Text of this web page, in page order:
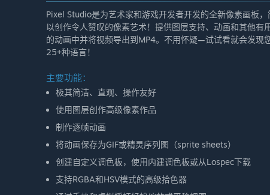
Pixel Studio是为艺术家和游戏开发者开发的全新像素画板
以创作令人赞叹的像素艺术！提供图层支持、动画和其他
的动画中并将视频导出到MP4。不用怀疑—试试看就会发现
25+种语言！
主要功能：
极其简洁、直观、操作友好
使用图层创作高级像素作品
制作逐帧动画
将动画保存为GIF或精灵序列图（sprite sheets）
创建自定义调色板，使用内建调色板或从Lospec下载
支持RGBA和HSV模式的高级拾色器